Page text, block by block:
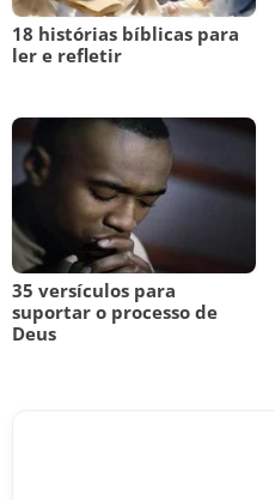
18 histórias bíblicas para
ler e refletir
35 versículos para
suportar o processo de
Deus